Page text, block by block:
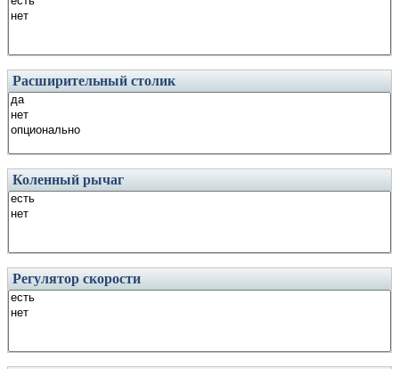
Расширительный столик
Коленный рычаг
Регулятор скорости